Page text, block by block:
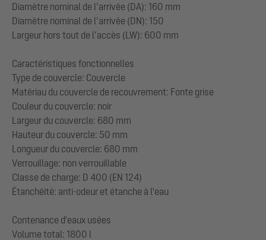
Diamètre nominal de l’arrivée (DA): 160 mm
Diamètre nominal de l’arrivée (DN): 150
Largeur hors tout de l’accès (LW): 600 mm
Caractéristiques fonctionnelles
Type de couvercle: Couvercle
Matériau du couvercle de recouvrement: Fonte grise
Couleur du couvercle: noir
Largeur du couvercle: 680 mm
Hauteur du couvercle: 50 mm
Longueur du couvercle: 680 mm
Verrouillage: non verrouillable
Classe de charge: D 400 (EN 124)
Étanchéité: anti-odeur et étanche à l'eau
Contenance d'eaux usées
Volume total: 1800 l